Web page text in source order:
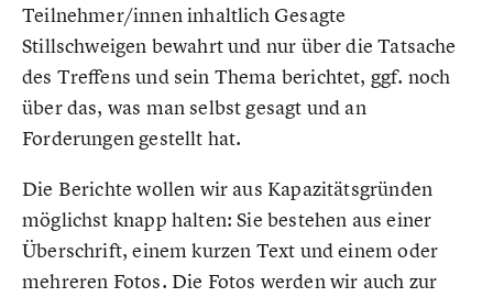
Teilnehmer/innen inhaltlich Gesagte
Stillschweigen bewahrt und nur über die Tatsache
des Treffens und sein Thema berichtet, ggf. noch
über das, was man selbst gesagt und an
Forderungen gestellt hat.
Die Berichte wollen wir aus Kapazitätsgründen
möglichst knapp halten: Sie bestehen aus einer
Überschrift, einem kurzen Text und einem oder
mehreren Fotos. Die Fotos werden wir auch zur